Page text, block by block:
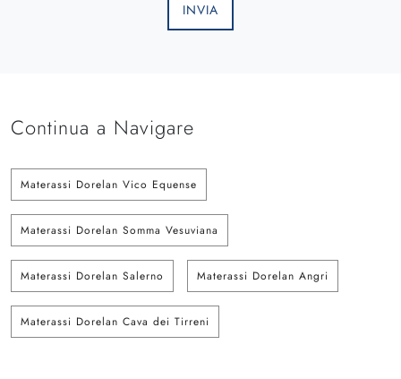
INVIA
Continua a Navigare
Materassi Dorelan Vico Equense
Materassi Dorelan Somma Vesuviana
Materassi Dorelan Salerno Materassi Dorelan Angri
Materassi Dorelan Cava dei Tirreni